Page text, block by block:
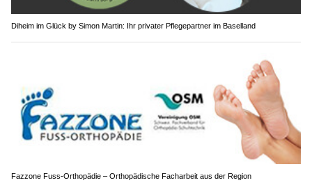
Diheim im Glück by Simon Martin: Ihr privater Pflegepartner im Baselland
Fazzone Fuss-Orthopädie – Orthopädische Facharbeit aus der Region